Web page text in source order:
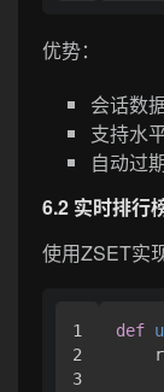
优势：
会话数
支持水
自动过
6.2 实时排行
使用ZSET实现
1
2
3
def